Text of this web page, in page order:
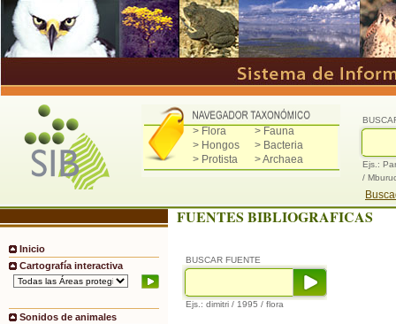
> Flora
> Fauna
> Hongos
> Bacteria
> Protista
> Archaea
Ejs.:
/
Inicio
Cartografía interactiva
Sonidos de animales
FUENTES BIBLIOGRAFICAS
BUSCAR FUENTE
Ejs.: dimitri / 1995 / flora